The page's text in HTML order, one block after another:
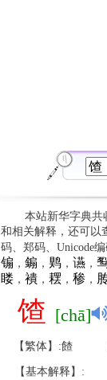
本站新华字典共
和相关解释，还可以
码、郑码、Unicode
䦂 ， 䥇 ， 䴗， 䜩，
䁖， 䙡， 䎬 ， 䅟，
馇 [chā]
【繁体】:餷
【基本解释】: